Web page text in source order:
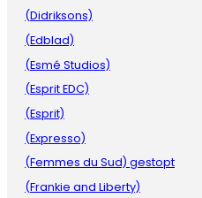
(Didriksons)
(Edblad)
(Esmé Studios)
(Esprit EDC)
(Esprit)
(Expresso)
(Femmes du Sud) gestopt
(Frankie and Liberty)